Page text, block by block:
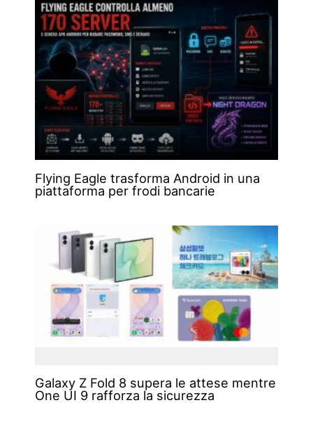
Flying Eagle trasforma Android in una
piattaforma per frodi bancarie
Galaxy Z Fold 8 supera le attese mentre
One UI 9 rafforza la sicurezza